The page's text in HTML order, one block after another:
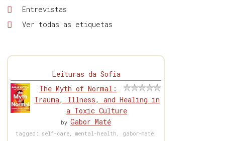
Entrevistas
Ver todas as etiquetas
Leituras da Sofia
The Myth of Normal:
Trauma, Illness, and Healing in
a Toxic Culture
byGabor Maté
tagged: self-care, mental-health, gabor-maté,